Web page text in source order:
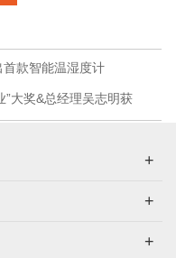
款智能温湿度计
”大奖&总经理吴志明获